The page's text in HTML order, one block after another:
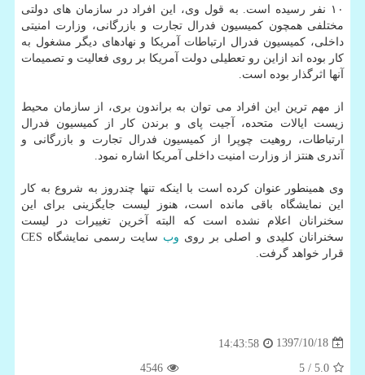
۱۰ نفر رسیده است. به قول وی، این افراد در سازمان های دولتی
مختلفی همچون كمیسیون فدرال تجارت و بازرگانی، وزارت امنیتی
داخلی، كمیسیون فدرال ارتباطات آمریكا و نهادهای دیگر مشغول به
كار بوده اند ازاین رو تعطیلی دولت آمریكا بر روی فعالیت و تصمیمات
آنها اثرگذار بوده است.
از مهم ترین این افراد می توان به براندون بری، از سازمان محیط
زیست ایالات متحده، آجیت پای و برندن كار از كمیسیون فدرال
ارتباطات، روهیت چوپرا از كمیسیون فدرال تجارت و بازرگانی و
آندری هنتز از وزارت امنیت داخلی آمریكا اشاره نمود.
وی همینطور عنوان كرده است با اینكه تنها چندروز به شروع به كار
این نمایشگاه باقی مانده است، هنوز لیست جایگزینی برای این
سخنرانان اعلام نشده است كه البته آخرین تغییرات در لیست
سخنرانان كلیدی و اصلی بر روی وب
سایت رسمی نمایشگاه CES
قرار خواهد گرفت.
1397/10/18
14:43:58
5.0
/ 5
4546